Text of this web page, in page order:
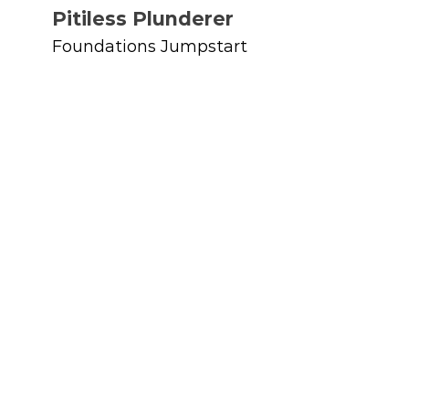
Pitiless Plunderer
Foundations Jumpstart